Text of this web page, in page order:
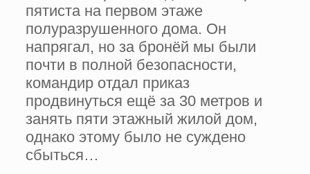
пятиста на первом этаже
полуразрушенного дома. Он
напрягал, но за бронёй мы были
почти в полной безопасности,
командир отдал приказ
продвинуться ещё за 30 метров и
занять пяти этажный жилой дом,
однако этому было не суждено
сбыться…